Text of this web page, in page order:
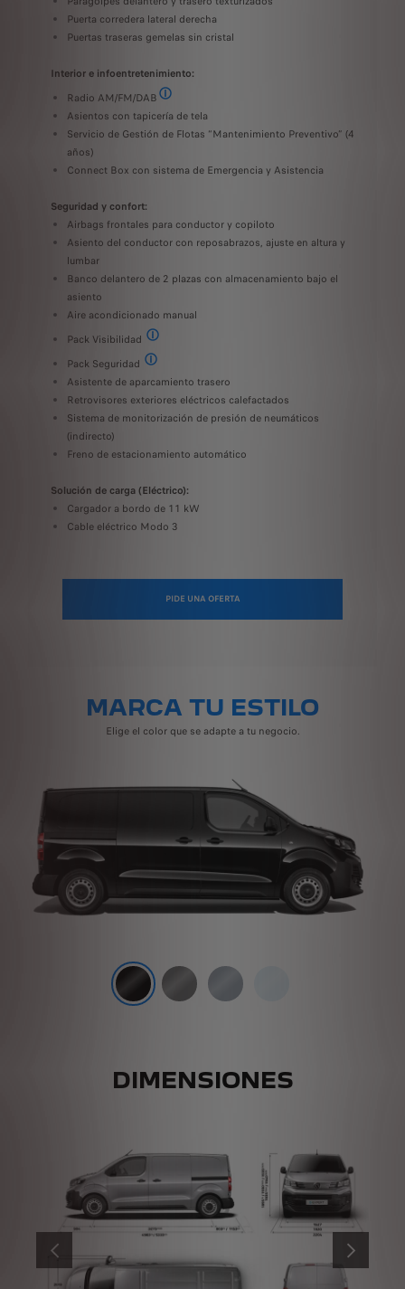
automático
de velocidad, Frenado automático de emergencia con alerta de colisión,
Puerta corredera lateral derecha
Puertas traseras gemelas sin cristal
Interior e infoentretenimiento:
Radio AM/FM/DAB
Incluye 2 altavoces + 2 tweeters + Bluetooth® + 1
Asientos con tapicería de tela
Servicio de Gestión de Flotas “Mantenimiento Preventivo” (4
años)
Connect Box con sistema de Emergencia y Asistencia
Seguridad y confort:
Airbags frontales para conductor y copiloto
Asiento del conductor con reposabrazos, ajuste en altura y
lumbar
Banco delantero de 2 plazas con almacenamiento bajo el
asiento
Aire acondicionado manual
Pack Visibilidad
Iluminación automática y limpiaparabrisas delantero
Pack Seguridad
El paquete incluye: Control de crucero / Limitador
Asistente de aparcamiento trasero
Retrovisores exteriores eléctricos calefactados
Sistema de monitorización de presión de neumáticos
(indirecto)
Freno de estacionamiento automático
Solución de carga (Eléctrico):
Cargador a bordo de 11 kW
Cable eléctrico Modo 3
PIDE UNA OFERTA
MARCA TU ESTILO
Elige el color que se adapte a tu negocio.
DIMENSIONES
ANTERIOR SIGUIENTE